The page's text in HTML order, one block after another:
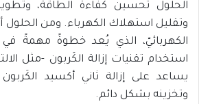
الحلول تحسين كفاءة الطاقة،
وتقليل استهلاك الكهرباء. ومن الحلول
الكهربائيّ، الذي يُعد خطوةً مهمةً في
استخدام تقنيات إزالة الكَربون -مثل
يساعد على إزالة ثاني أكسيد
وتخزينه بشكل دائم.